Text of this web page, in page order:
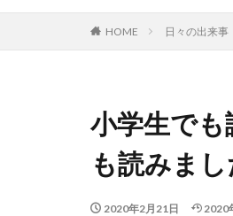
HOME 日々の出来事
小学生で
も読みまし
2020年2月21日 2020